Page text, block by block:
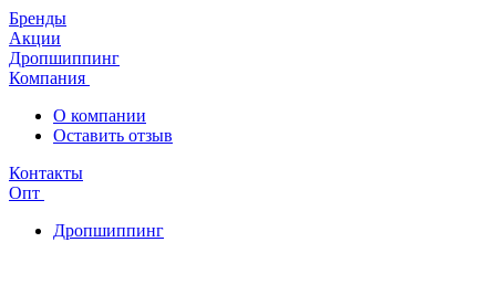
Бренды
Акции
Дропшиппинг
Компания
О компании
Оставить отзыв
Контакты
Опт
Дропшиппинг